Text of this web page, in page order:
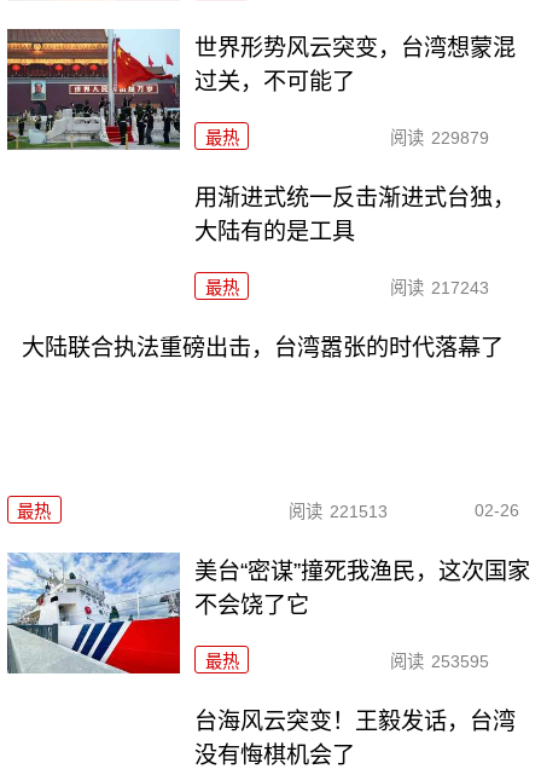
世界形势风云突变，台湾想蒙混
过关，不可能了
最热 阅读 229879
用渐进式统一反击渐进式台独，
大陆有的是工具
最热 阅读 217243
大陆联合执法重磅出击，台湾嚣张的时代落幕了
最热 阅读 221513 02-26
美台“密谋”撞死我渔民，这次国家
不会饶了它
最热 阅读 253595
台海风云突变！王毅发话，台湾
没有悔棋机会了